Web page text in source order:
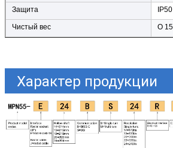
Защита IP50
Чистый вес О
Характер продукции